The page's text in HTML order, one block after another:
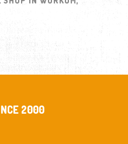
2000